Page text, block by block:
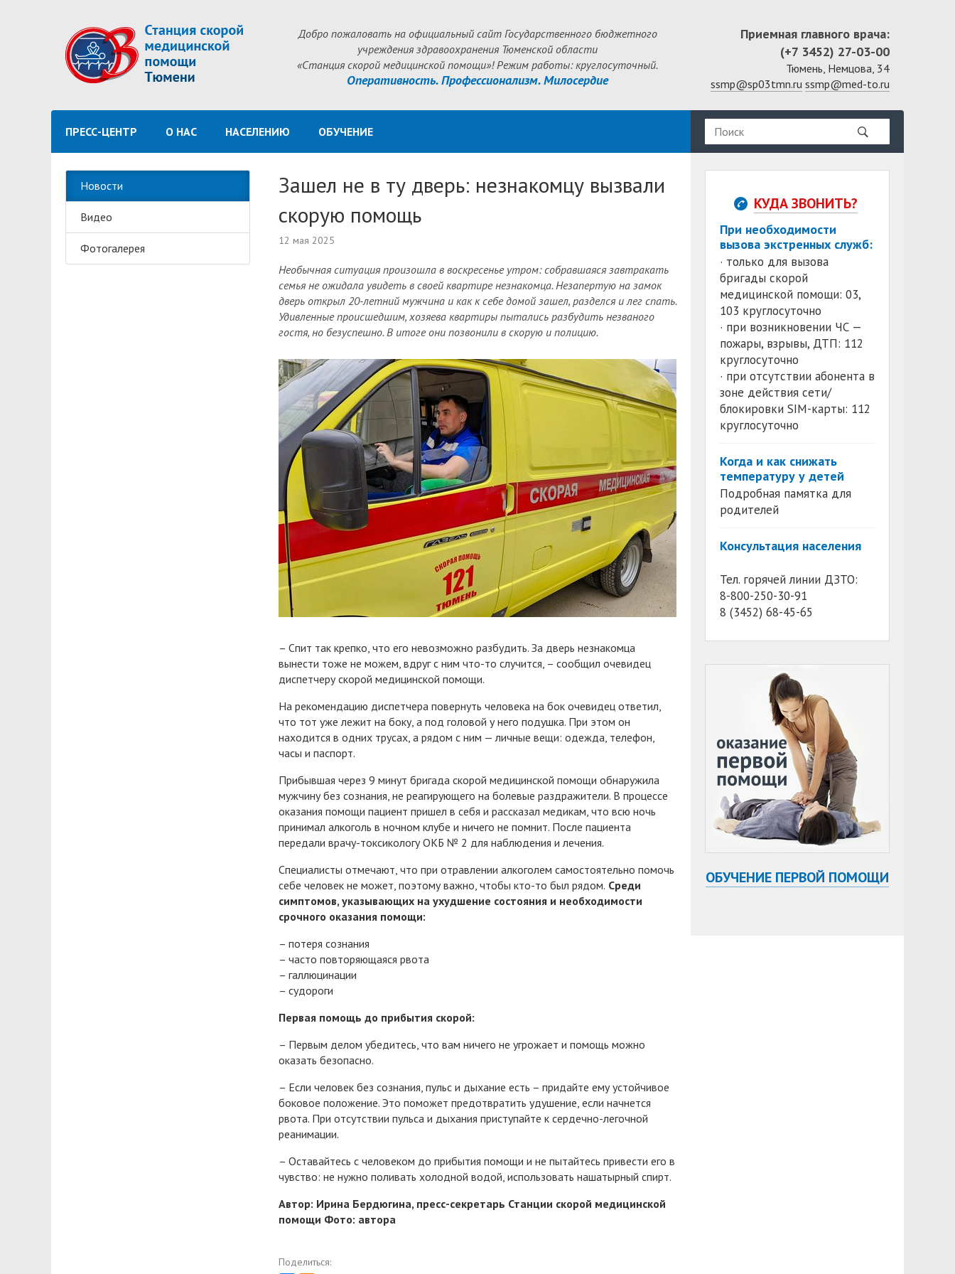
Добро пожаловать на официальный сайт Государственного бюджетного
учреждения здравоохранения Тюменской области
«Станция скорой медицинской помощи»! Режим работы: круглосуточный.
Оперативность. Профессионализм. Милосердие
Приемная главного врача:
(+7 3452) 27-03-00
Тюмень, Немцова, 34
ssmp@sp03tmn.ru ssmp@med-to.ru
ПРЕСС-ЦЕНТР О НАС НАСЕЛЕНИЮ ОБУЧЕНИЕ
Новости
Видео
Фотогалерея
Зашел не в ту дверь: незнакомцу вызвали
скорую помощь
12 мая 2025
Необычная ситуация произошла в воскресенье утром: собравшаяся завтракать
семья не ожидала увидеть в своей квартире незнакомца. Незапертую на замок
дверь открыл 20-летний мужчина и как к себе домой зашел, разделся и лег спать.
Удивленные происшедшим, хозяева квартиры пытались разбудить незваного
гостя, но безуспешно. В итоге они позвонили в скорую и полицию.
– Спит так крепко, что его невозможно разбудить. За дверь незнакомца
вынести тоже не можем, вдруг с ним что-то случится, – сообщил очевидец
диспетчеру скорой медицинской помощи.
На рекомендацию диспетчера повернуть человека на бок очевидец ответил,
что тот уже лежит на боку, а под головой у него подушка. При этом он
находится в одних трусах, а рядом с ним — личные вещи: одежда, телефон,
часы и паспорт.
Прибывшая через 9 минут бригада скорой медицинской помощи обнаружила
мужчину без сознания, не реагирующего на болевые раздражители. В процессе
оказания помощи пациент пришел в себя и рассказал медикам, что всю ночь
принимал алкоголь в ночном клубе и ничего не помнит. После пациента
передали врачу-токсикологу ОКБ № 2 для наблюдения и лечения.
Специалисты отмечают, что при отравлении алкоголем самостоятельно помочь
себе человек не может, поэтому важно, чтобы кто-то был рядом. Среди
симптомов, указывающих на ухудшение состояния и необходимости
срочного оказания помощи:
– потеря сознания
– часто повторяющаяся рвота
– галлюцинации
– судороги
Первая помощь до прибытия скорой:
– Первым делом убедитесь, что вам ничего не угрожает и помощь можно
оказать безопасно.
– Если человек без сознания, пульс и дыхание есть – придайте ему устойчивое
боковое положение. Это поможет предотвратить удушение, если начнется
рвота. При отсутствии пульса и дыхания приступайте к сердечно-легочной
реанимации.
– Оставайтесь с человеком до прибытия помощи и не пытайтесь привести его в
чувство: не нужно поливать холодной водой, использовать нашатырный спирт.
Автор: Ирина Бердюгина, пресс-секретарь Станции скорой медицинской
помощи Фото: автора
Поделиться:
КУДА ЗВОНИТЬ?
При необходимости
вызова экстренных служб:
· только для вызова
бригады скорой
медицинской помощи: 03,
103 круглосуточно
· при возникновении ЧС —
пожары, взрывы, ДТП: 112
круглосуточно
· при отсутствии абонента в
зоне действия сети/
блокировки SIM-карты: 112
круглосуточно
Когда и как снижать
температуру у детей
Подробная памятка для
родителей
Консультация населения
Тел. горячей линии ДЗТО:
8-800-250-30-91
8 (3452) 68-45-65
ОБУЧЕНИЕ ПЕРВОЙ ПОМОЩИ